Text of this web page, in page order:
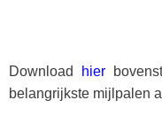
Download hier
belangrijkste mijlpalen